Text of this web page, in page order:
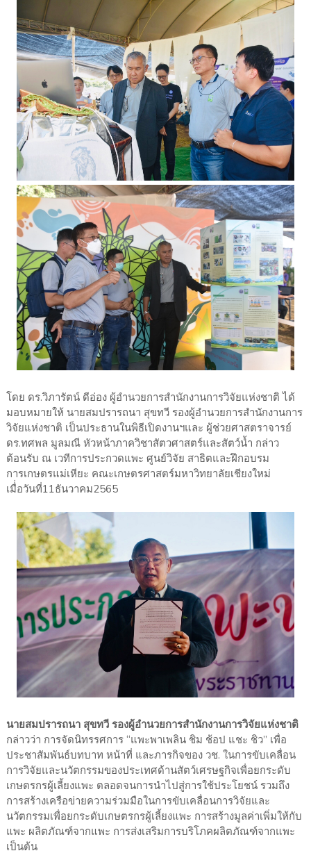
โดย ดร.วิภารัตน์ ดีอ่อง ผู้อำนวยการสำนักงานการวิจัยแห่งชาติ ได้
มอบหมายให้ นายสมปรารถนา สุขทวี รองผู้อำนวยการสำนักงานการ
วิจัยแห่งชาติ เป็นประธานในพิธีเปิดงานฯและ ผู้ช่วยศาสตราจารย์
ดร.ทศพล มูลมณี หัวหน้าภาควิชาสัตวศาสตร์และสัตว์น้ำ กล่าว
ต้อนรับ ณ เวทีการประกวดแพะ ศูนย์วิจัย สาธิตและฝึกอบรม
การเกษตรแม่เหียะ คณะเกษตรศาสตร์มหาวิทยาลัยเชียงใหม่
เมื่่อวันที่11ธันวาคม2565
นายสมปรารถนา สุขทวี รองผู้อำนวยการสำนักงานการวิจัยแห่งชาติ
กล่าวว่า การจัดนิทรรศการ “แพะพาเพลิน ชิม ช้อป แชะ ชิว” เพื่อ
ประชาสัมพันธ์บทบาท หน้าที่ และภารกิจของ วช. ในการขับเคลื่อน
การวิจัยและนวัตกรรมของประเทศด้านสัตว์เศรษฐกิจเพื่อยกระดับ
เกษตรกรผู้เลี้ยงแพะ ตลอดจนการนำไปสู่การใช้ประโยชน์ รวมถึง
การสร้างเครือข่ายความร่วมมือในการขับเคลื่อนการวิจัยและ
นวัตกรรมเพื่อยกระดับเกษตรกรผู้เลี้ยงแพะ การสร้างมูลค่าเพิ่มให้กับ
แพะ ผลิตภัณฑ์จากแพะ การส่งเสริมการบริโภคผลิตภัณฑ์จากแพะ
เป็นต้น